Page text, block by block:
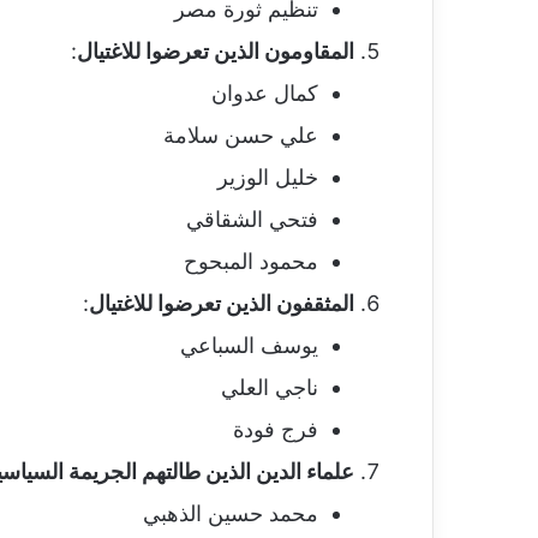
تنظيم ثورة مصر
المقاومون الذين تعرضوا للاغتيال:
كمال عدوان
علي حسن سلامة
خليل الوزير
فتحي الشقاقي
محمود المبحوح
المثقفون الذين تعرضوا للاغتيال:
يوسف السباعي
ناجي العلي
فرج فودة
علماء الدين الذين طالتهم الجريمة
محمد حسين الذهبي